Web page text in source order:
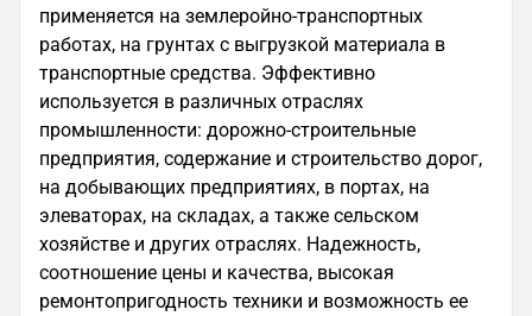
применяется на землеройно-транспортных
работах, на грунтах с выгрузкой материала в
транспортные средства. Эффективно
используется в различных отраслях
промышленности: дорожно-строительные
предприятия, содержание и строительство дорог,
на добывающих предприятиях, в портах, на
элеваторах, на складах, а также сельском
хозяйстве и других отраслях. Надежность,
соотношение цены и качества, высокая
ремонтопригодность техники и возможность ее